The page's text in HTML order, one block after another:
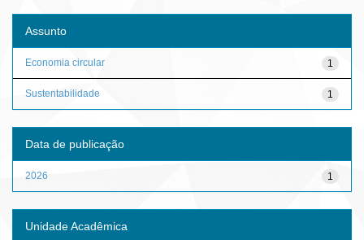
Assunto
1
Economia circular
1
Sustentabilidade
Data de publicação
1
2026
Unidade Acadêmica